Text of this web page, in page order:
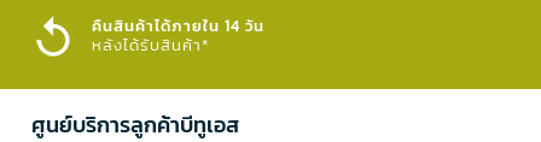
คืนสินค้าได้ภายใน 14 วัน
หลังได้รับสินค้า*
ศูนย์บริการลูกค้าบีทูเอส